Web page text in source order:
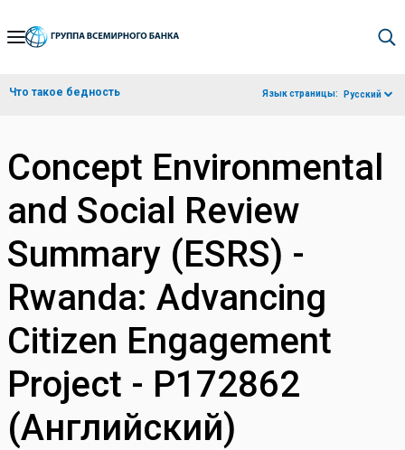
Skip
Navigation
Что такое бедность Язык страницы: Русский
Concept Environmental
and Social Review
Summary (ESRS) -
Rwanda: Advancing
Citizen Engagement
Project - P172862
(Английский)